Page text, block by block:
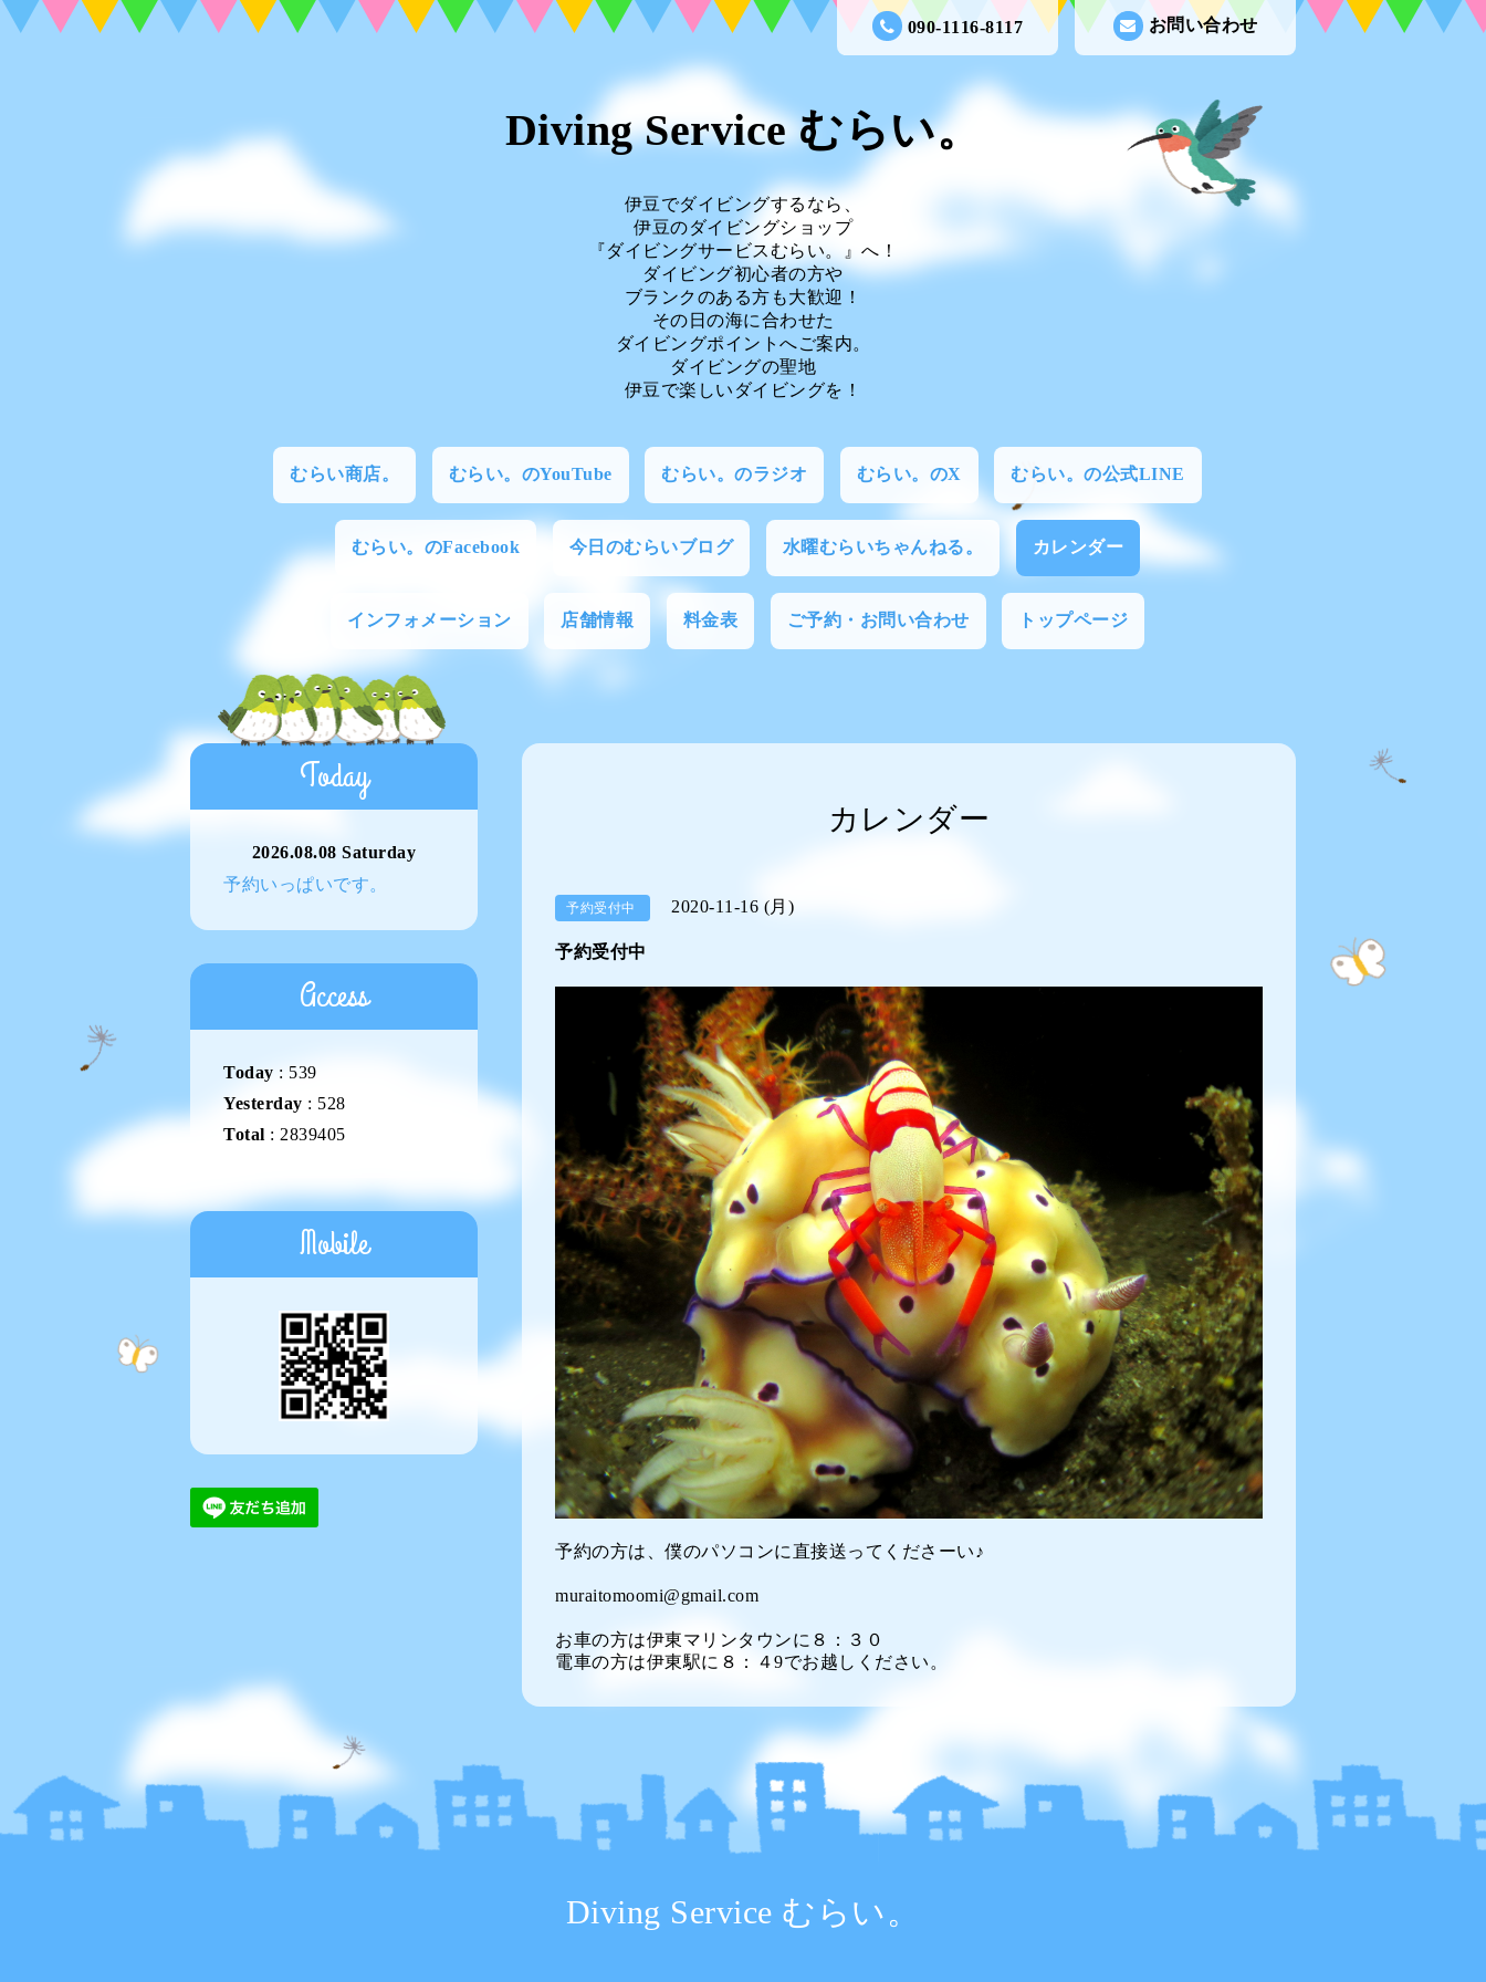
お問い合わせ
090-1116-8117
Diving Service むらい。
伊豆でダイビングするなら、
伊豆のダイビングショップ
『ダイビングサービスむらい。』へ！
ダイビング初心者の方や
ブランクのある方も大歓迎！
その日の海に合わせた
ダイビングポイントへご案内。
ダイビングの聖地
伊豆で楽しいダイビングを！
むらい商店。 むらい。のYouTube むらい。のラジオ むらい。のX むらい。の公式LINE
むらい。のFacebook 今日のむらいブログ 水曜むらいちゃんねる。 カレンダー
インフォメーション 店舗情報 料金表 ご予約・お問い合わせ トップページ
カレンダー
予約受付中 2020-11-16 (月)
予約受付中
予約の方は、僕のパソコンに直接送ってくださーい♪
muraitomoomi@gmail.com
お車の方は伊東マリンタウンに８：３０
電車の方は伊東駅に８：４9でお越しください。
Today
2026.08.08 Saturday
予約いっぱいです。
Access
Today : 539
Yesterday : 528
Total : 2839405
Mobile
Diving Service むらい。